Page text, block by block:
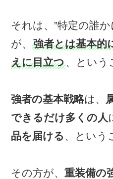
それは、”特定の誰
が、強者とは基本的
えに目立つ、という
強者の基本戦略は、
できるだけ多くの人
品を届ける 、という
その方が、重装備の